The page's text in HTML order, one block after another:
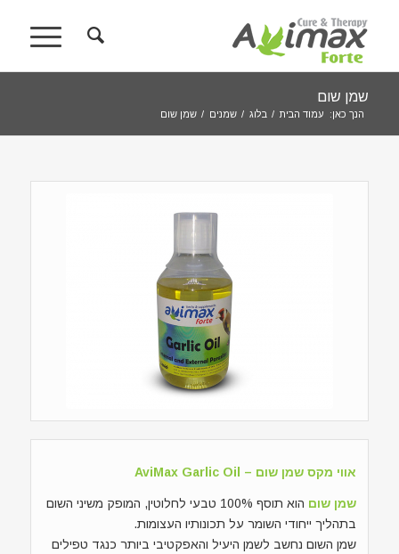
שמן שום
הנך כאן: עמוד הבית / בלוג / שמנים / שמן שום
אווי מקס שמן שום – AviMax Garlic Oil
שמן שום
הוא תוסף 100% טבעי לחלוטין, המופק משיני השום
בתהליך ייחודי השומר על תכונותיו העצומות.
שמן השום נחשב לשמן היעיל והאפקטיבי ביותר כנגד טפילים